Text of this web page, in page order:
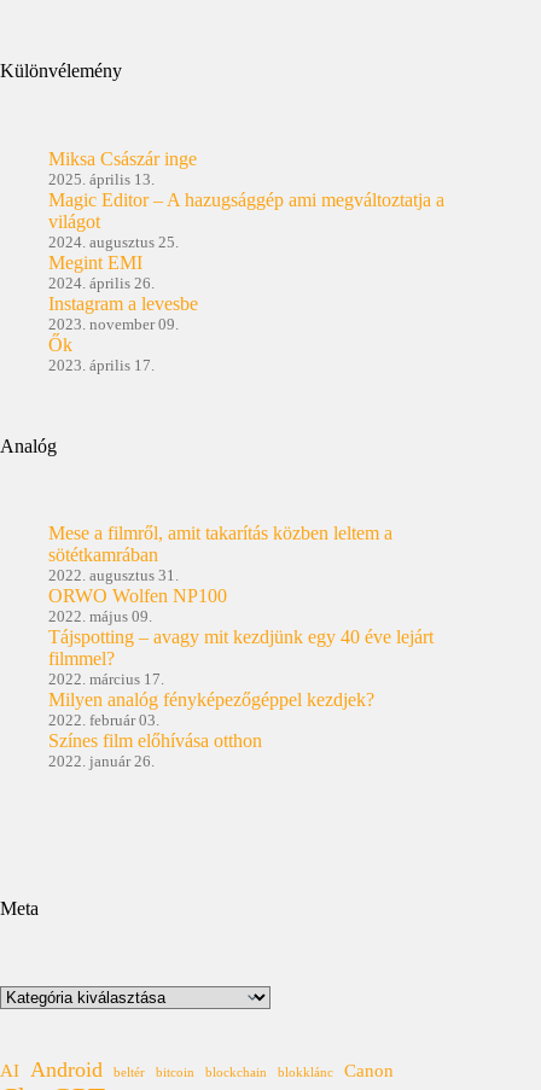
Különvélemény
Miksa Császár inge
2025. április 13.
Magic Editor – A hazugsággép ami megváltoztatja a
világot
2024. augusztus 25.
Megint EMI
2024. április 26.
Instagram a levesbe
2023. november 09.
Ők
2023. április 17.
Analóg
Mese a filmről, amit takarítás közben leltem a
sötétkamrában
2022. augusztus 31.
ORWO Wolfen NP100
2022. május 09.
Tájspotting – avagy mit kezdjünk egy 40 éve lejárt
filmmel?
2022. március 17.
Milyen analóg fényképezőgéppel kezdjek?
2022. február 03.
Színes film előhívása otthon
2022. január 26.
Meta
Kategóriák
AI Android beltér bitcoin blockchain blokklánc Canon